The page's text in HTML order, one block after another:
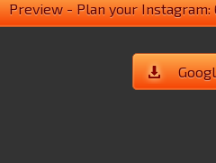
Preview - Plan your Instagram: